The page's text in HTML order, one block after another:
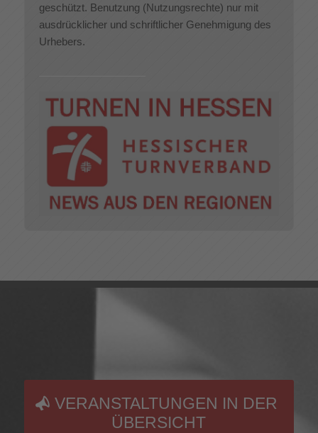
geschützt. Benutzung (Nutzungsrechte) nur mit
ausdrücklicher und schriftlicher Genehmigung des
Urhebers.
VERANSTALTUNGEN IN DER
ÜBERSICHT